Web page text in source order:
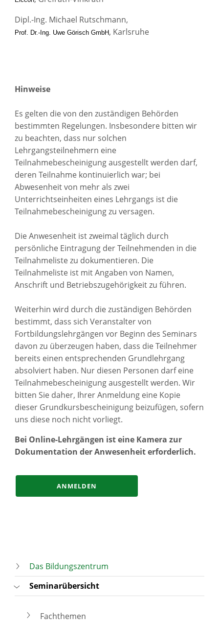
Dipl.-Ing. Michael Rutschmann,
Prof. Dr.-Ing. Uwe Görisch GmbH, Karlsruhe
Hinweise
Es gelten die von den zuständigen Behörden
bestimmten Regelungen. Insbesondere bitten wir
zu beachten, dass nur solchen
Lehrgangsteilnehmern eine
Teilnahmebescheinigung ausgestellt werden darf,
deren Teilnahme kontinuierlich war; bei
Abwesenheit von mehr als zwei
Unterrichtseinheiten eines Lehrgangs ist die
Teilnahmebescheinigung zu versagen.
Die Anwesenheit ist zweimal täglich durch
persönliche Eintragung der Teilnehmenden in die
Teilnahmeliste zu dokumentieren. Die
Teilnahmeliste ist mit Angaben von Namen,
Anschrift und Betriebszugehörigkeit zu führen.
Weiterhin wird durch die zuständigen Behörden
bestimmt, dass sich Veranstalter von
Fortbildungslehrgängen vor Beginn des Seminars
davon zu überzeugen haben, dass die Teilnehmer
bereits einen entsprechenden Grundlehrgang
absolviert haben. Nur diesen Personen darf eine
Teilnahmebescheinigung ausgestellt werden. Wir
bitten Sie daher, Ihrer Anmeldung eine Kopie
dieser Grundkursbescheinigung beizufügen, sofern
uns diese noch nicht vorliegt.
Bei Online-Lehrgängen ist eine Kamera zur
Dokumentation der Anwesenheit erforderlich.
ANMELDEN
Das Bildungszentrum
Seminarübersicht
Fachthemen